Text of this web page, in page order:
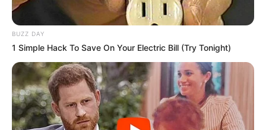
BUZZ DAY
1 Simple Hack To Save On Your Electric Bill (Try Tonight)